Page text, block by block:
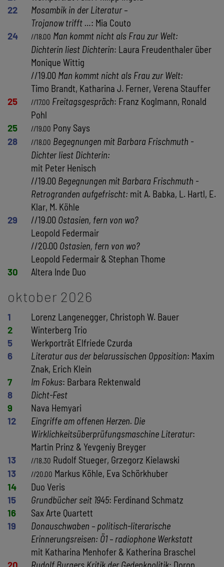
22
Mosambik in der Literatur –
Trojanow trifft …: Mia Couto
24
//18.00 Man kommt nicht als Frau zur Welt:
Dichterin liest Dichterin: Laura Freudenthaler über
Monique Wittig
//19.00 Man kommt nicht als Frau zur Welt:
Timo Brandt, Katharina J. Ferner, Verena Stauffer
25
//17.00 Freitagsgespräch: Franz Koglmann, Ronald
Pohl
25
//19.00 Pony Says
28
//18.00 Begegnungen mit Barbara Frischmuth -
Dichter liest Dichterin:
mit Peter Henisch
//19.00 Begegnungen mit Barbara Frischmuth -
Retrogranden aufgefrischt: mit A. Babka, L. Hartl, E.
Klar, M. Köhle
29
//19.00 Ostasien, fern von wo?
Leopold Federmair
//20.00 Ostasien, fern von wo?
Leopold Federmair & Stephan Thome
30
Altera Inde Duo
oktober 2026
1
Lorenz Langenegger, Christoph W. Bauer
2
Winterberg Trio
5
Werkporträt Elfriede Czurda
6
Literatur aus der belarussischen Opposition: Maxim
Znak, Erich Klein
7
Im Fokus: Barbara Rektenwald
8
Dicht-Fest
9
Nava Hemyari
12
Eingriffe am offenen Herzen. Die
Wirklichkeitsüberprüfungsmaschine Literatur:
Martin Prinz & Yevgeniy Breyger
13
//18.30 Rudolf Stueger, Grzegorz Kielawski
13
//20.00 Markus Köhle, Eva Schörkhuber
14
Duo Veris
15
Grundbücher seit 1945: Ferdinand Schmatz
16
Sax Arte Quartett
19
Donauschwaben – politisch-literarische
Erinnerungsreisen: Ö1 – radiophone Werkstatt
mit Katharina Menhofer & Katherina Braschel